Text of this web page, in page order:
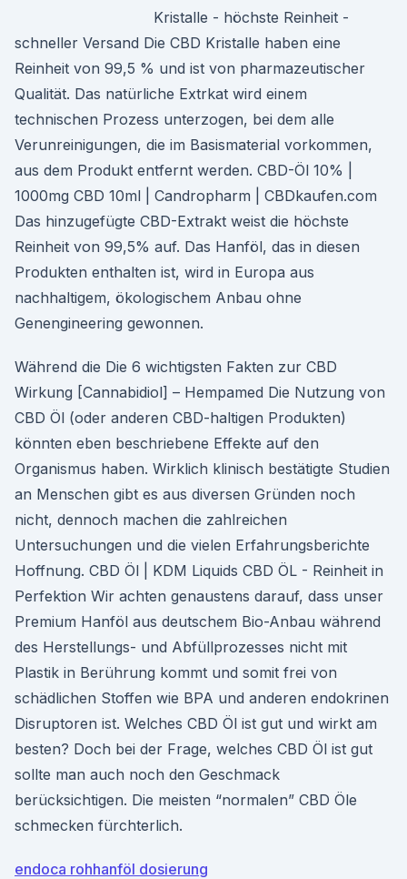
Kristalle - höchste Reinheit -
schneller Versand Die CBD Kristalle haben eine
Reinheit von 99,5 % und ist von pharmazeutischer
Qualität. Das natürliche Extrkat wird einem
technischen Prozess unterzogen, bei dem alle
Verunreinigungen, die im Basismaterial vorkommen,
aus dem Produkt entfernt werden. CBD-Öl 10% |
1000mg CBD 10ml | Candropharm | CBDkaufen.com
Das hinzugefügte CBD-Extrakt weist die höchste
Reinheit von 99,5% auf. Das Hanföl, das in diesen
Produkten enthalten ist, wird in Europa aus
nachhaltigem, ökologischem Anbau ohne
Genengineering gewonnen.
Während die Die 6 wichtigsten Fakten zur CBD
Wirkung [Cannabidiol] – Hempamed Die Nutzung von
CBD Öl (oder anderen CBD-haltigen Produkten)
könnten eben beschriebene Effekte auf den
Organismus haben. Wirklich klinisch bestätigte Studien
an Menschen gibt es aus diversen Gründen noch
nicht, dennoch machen die zahlreichen
Untersuchungen und die vielen Erfahrungsberichte
Hoffnung. CBD Öl | KDM Liquids CBD ÖL - Reinheit in
Perfektion Wir achten genaustens darauf, dass unser
Premium Hanföl aus deutschem Bio-Anbau während
des Herstellungs- und Abfüllprozesses nicht mit
Plastik in Berührung kommt und somit frei von
schädlichen Stoffen wie BPA und anderen endokrinen
Disruptoren ist. Welches CBD Öl ist gut und wirkt am
besten? Doch bei der Frage, welches CBD Öl ist gut
sollte man auch noch den Geschmack
berücksichtigen. Die meisten “normalen” CBD Öle
schmecken fürchterlich.
endoca rohhanföl dosierung